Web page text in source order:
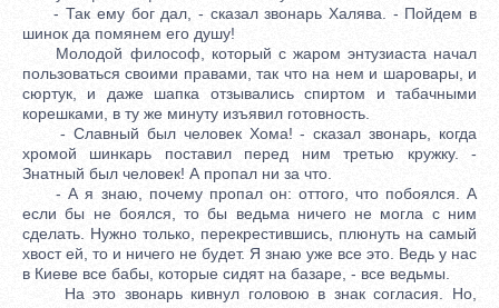
- Так ему бог дал, - сказал звонарь Халява. - Пойдем в
шинок да помянем его душу!
Молодой философ, который с жаром энтузиаста начал
пользоваться своими правами, так что на нем и шаровары, и
сюртук, и даже шапка отзывались спиртом и табачными
корешками, в ту же минуту изъявил готовность.
- Славный был человек Хома! - сказал звонарь, когда
хромой шинкарь поставил перед ним третью кружку. -
Знатный был человек! А пропал ни за что.
- А я знаю, почему пропал он: оттого, что побоялся. А
если бы не боялся, то бы ведьма ничего не могла с ним
сделать. Нужно только, перекрестившись, плюнуть на самый
хвост ей, то и ничего не будет. Я знаю уже все это. Ведь у нас
в Киеве все бабы, которые сидят на базаре, - все ведьмы.
На это звонарь кивнул головою в знак согласия. Но,